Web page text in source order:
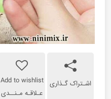
اشـتراک گـذاری Add to wishlist
عـلاقـه مـنــدی